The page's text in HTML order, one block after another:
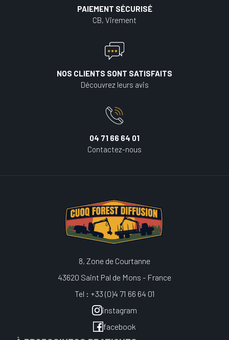
PAIEMENT SÉCURISÉ
CB, Virement
NOS CLIENTS SONT SATISFAITS
Découvrez leurs avis
04 71 66 64 01
Contactez-nous
8, Zone de Courtanne
43620 Saint Pal de Mons - France
Tel : +33 (0)4 71 66 64 01
instagram
facebook